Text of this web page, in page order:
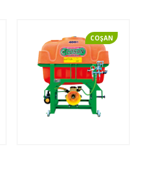
COŞAN